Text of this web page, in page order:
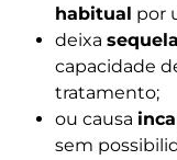
habitual por
deixa
capacidade
tratamento;
ou causa
sem